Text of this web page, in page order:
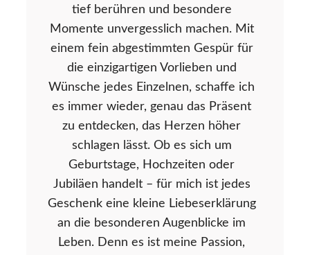
tief berühren und besondere
Momente unvergesslich machen. Mit
einem fein abgestimmten Gespür für
die einzigartigen Vorlieben und
Wünsche jedes Einzelnen, schaffe ich
es immer wieder, genau das Präsent
zu entdecken, das Herzen höher
schlagen lässt. Ob es sich um
Geburtstage, Hochzeiten oder
Jubiläen handelt – für mich ist jedes
Geschenk eine kleine Liebeserklärung
an die besonderen Augenblicke im
Leben. Denn es ist meine Passion,